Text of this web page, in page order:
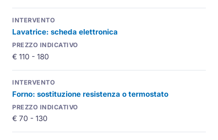
Lavatrice: scheda elettronica
€ 110 - 180
Forno: sostituzione resistenza o termostato
€ 70 - 130